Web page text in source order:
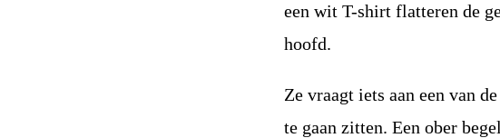
een wit T-shirt flatteren de
hoofd.
Ze vraagt ​​iets aan een van
te gaan zitten. Een ober